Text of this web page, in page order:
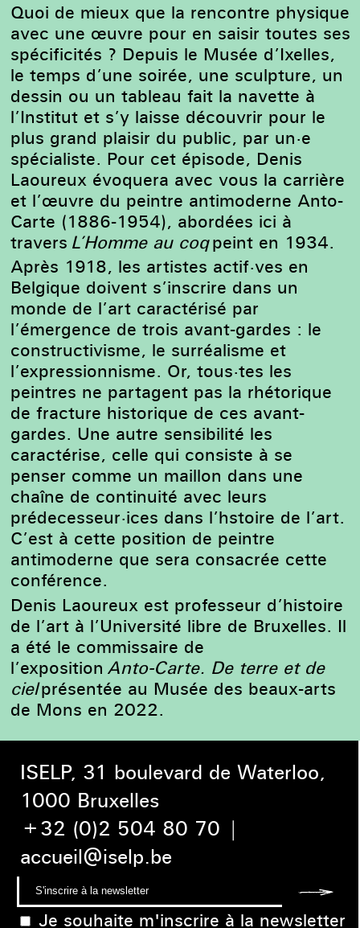
Quoi de mieux que la rencontre physique
avec une œuvre pour en saisir toutes ses
spécificités ? Depuis le Musée d’Ixelles,
le temps d’une soirée, une sculpture, un
dessin ou un tableau fait la navette à
l’Institut et s’y laisse découvrir pour le
plus grand plaisir du public, par un·e
spécialiste. Pour cet épisode, Denis
Laoureux évoquera avec vous la carrière
et l’œuvre du peintre antimoderne Anto-
Carte (1886-1954), abordées ici à
travers L’Homme au coqpeint en 1934.
Après 1918, les artistes actif·ves en
Belgique doivent s’inscrire dans un
monde de l’art caractérisé par
l’émergence de trois avant-gardes : le
constructivisme, le surréalisme et
l’expressionnisme. Or,tous·tes les
peintres ne partagent pas la rhétorique
de fracture historique de ces avant-
gardes. Une autre sensibilité les
caractérise, celle qui consiste à se
penser comme un maillon dans une
chaîne de continuité avec leurs
prédecesseur·ices dans l’hstoire de l’art.
C’est à cette position de peintre
antimoderne que sera consacrée cette
conférence.
Denis Laoureux est professeur d’histoire
de l’art à l’Université libre de Bruxelles. Il
a été le commissaire de
l’exposition Anto-Carte. De terre et de
cielprésentée au Musée des beaux-arts
de Mons en 2022.
ISELP, 31 boulevard de Waterloo,
1000 Bruxelles
+32 (0)2 504 80 70 |
accueil@iselp.be
Je souhaite m'inscrire à la newsletter